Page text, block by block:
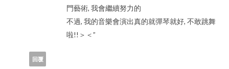
門藝術, 我會繼續努力的
不過, 我的音樂會演出真的就彈琴就好, 不敢跳舞
啦!!＞＜”
回覆